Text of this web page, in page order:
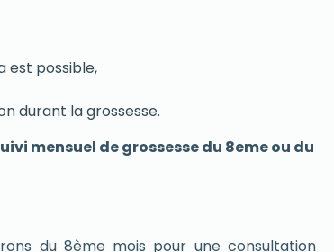
est possible,
durant la grossesse.
mensuel de grossesse du 8eme ou du
du 8ème mois pour une consultation